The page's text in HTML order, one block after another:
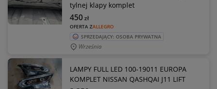
tylnej klapy komplet
OFERTA ZALLEGRO
450zł
SPRZEDAJĄCY: OSOBA PRYWATNA
Września
LAMPY FULL LED 100-19011 EUROPA
KOMPLET NISSAN QASHQAI J11 LIFT